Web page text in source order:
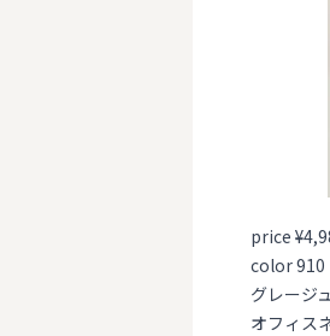
price
color 910
グレージ
オフィス